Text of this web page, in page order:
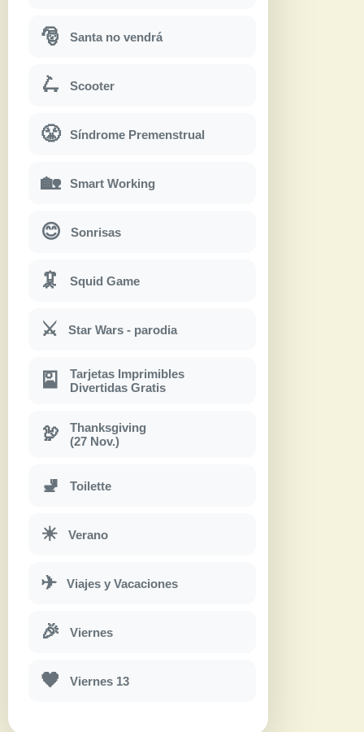
🎅 Santa no vendrá
🛴 Scooter
😤 Síndrome Premenstrual
🏡 Smart Working
😊 Sonrisas
🦑 Squid Game
⚔ Star Wars - parodia
🎴
Tarjetas Imprimibles
Divertidas Gratis
🦃
Thanksgiving
(27 Nov.)
🚽 Toilette
☀ Verano
✈ Viajes y Vacaciones
🎉 Viernes
🖤 Viernes 13